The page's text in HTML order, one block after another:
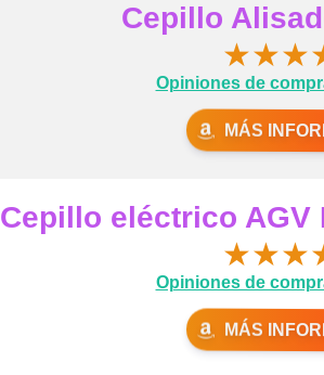
Cepillo
★★★
Opiniones de
MÁS
Cepillo eléctrico
★★★
Opiniones de
MÁS